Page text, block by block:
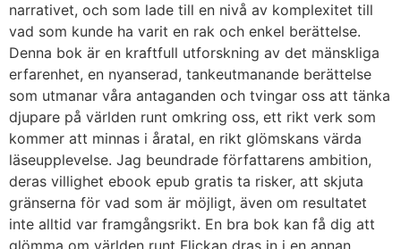
narrativet, och som lade till en nivå av komplexitet till
vad som kunde ha varit en rak och enkel berättelse.
Denna bok är en kraftfull utforskning av det mänskliga
erfarenhet, en nyanserad, tankeutmanande berättelse
som utmanar våra antaganden och tvingar oss att tänka
djupare på världen runt omkring oss, ett rikt verk som
kommer att minnas i åratal, en rikt glömskans värda
läseupplevelse. Jag beundrade författarens ambition,
deras villighet ebook epub gratis ta risker, att skjuta
gränserna för vad som är möjligt, även om resultatet
inte alltid var framgångsrikt. En bra bok kan få dig att
glömma om världen runt Flickan dras in i en annan